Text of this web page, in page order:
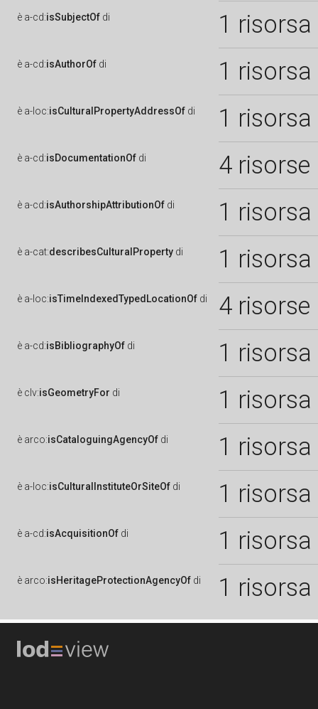
è a-cd:isSubjectOf di 1 risorsa
è a-cd:isAuthorOf di 1 risorsa
è a-loc:isCulturalPropertyAddressOf di 1 risorsa
è a-cd:isDocumentationOf di 4 risorse
è a-cd:isAuthorshipAttributionOf di 1 risorsa
è a-cat:describesCulturalProperty di 1 risorsa
è a-loc:isTimeIndexedTypedLocationOf di 4 risorse
è a-cd:isBibliographyOf di 1 risorsa
è clv:isGeometryFor di 1 risorsa
è arco:isCataloguingAgencyOf di 1 risorsa
è a-loc:isCulturalInstituteOrSiteOf di 1 risorsa
è a-cd:isAcquisitionOf di 1 risorsa
è arco:isHeritageProtectionAgencyOf di 1 risorsa